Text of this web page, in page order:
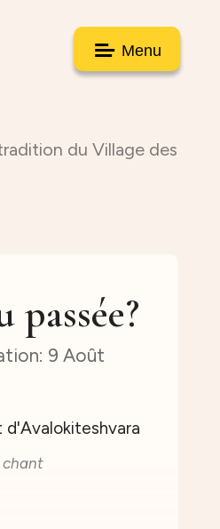
Menu
du Village des
passée?
9 Août
chant